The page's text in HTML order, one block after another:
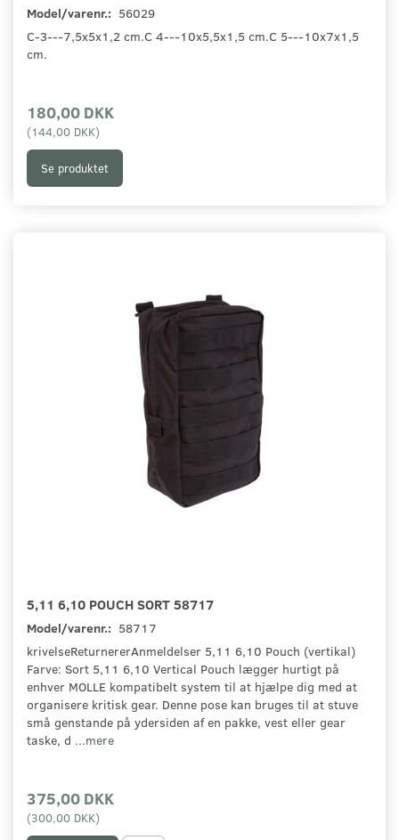
Model/varenr.: 56029
C-3---7,5x5x1,2 cm.C 4---10x5,5x1,5 cm.C 5---10x7x1,5
cm.
180,00 DKK
(144,00 DKK)
Se produktet
5,11 6,10 POUCH SORT 58717
Model/varenr.: 58717
krivelseReturnererAnmeldelser 5,11 6,10 Pouch (vertikal)
Farve: Sort 5,11 6,10 Vertical Pouch lægger hurtigt på
enhver MOLLE kompatibelt system til at hjælpe dig med at
organisere kritisk gear. Denne pose kan bruges til at stuve
små genstande på ydersiden af en pakke, vest eller gear
taske, d ...mere
375,00 DKK
(300,00 DKK)